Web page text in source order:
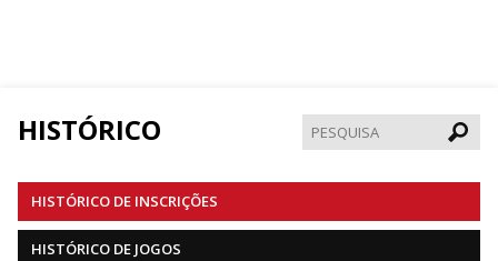
HISTÓRICO
HISTÓRICO DE INSCRIÇÕES
HISTÓRICO DE JOGOS